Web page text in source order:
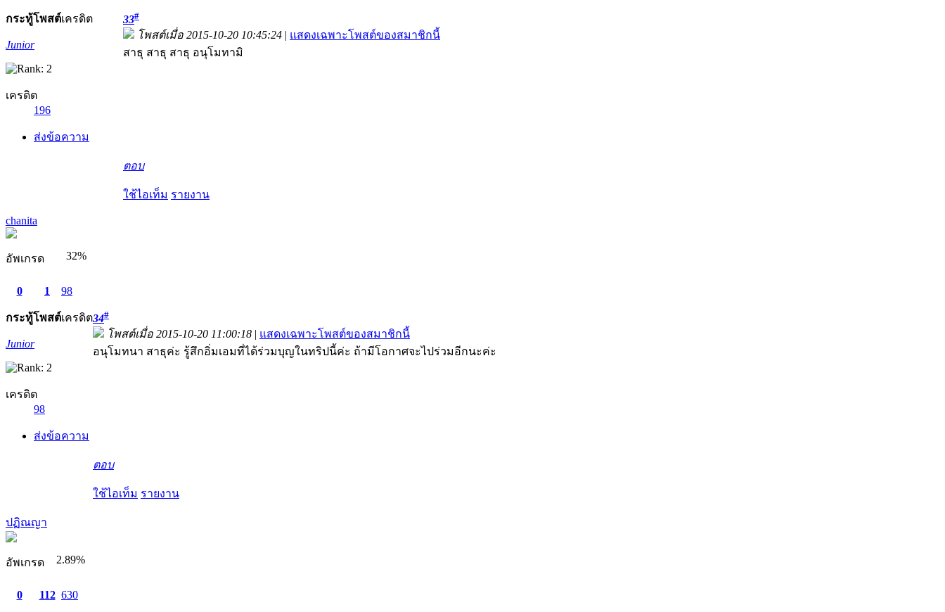
กระทู้โพสต์เครดิต
Junior
เครดิต
196
ส่งข้อความ
33#
โพสต์เมื่อ 2015-10-20 10:45:24 | แสดงเฉพาะโพสต์ของสมาชิกนี้
สาธุ สาธุ สาธุ อนุโมทามิ
ตอบ
ใช้ไอเท็ม รายงาน
chanita
อัพเกรด 32%
0
กระทู้
1
โพสต์
98
เครดิต
Junior
เครดิต
98
ส่งข้อความ
34#
โพสต์เมื่อ 2015-10-20 11:00:18 | แสดงเฉพาะโพสต์ของสมาชิกนี้
อนุโมทนา สาธุค่ะ รู้สึกอิ่มเอมที่ได้ร่วมบุญในทริปนี้ค่ะ ถ้ามีโอกาศจะไปร่วมอีกนะค่ะ
ตอบ
ใช้ไอเท็ม รายงาน
ปฏิณญา
อัพเกรด 2.89%
0 112 630